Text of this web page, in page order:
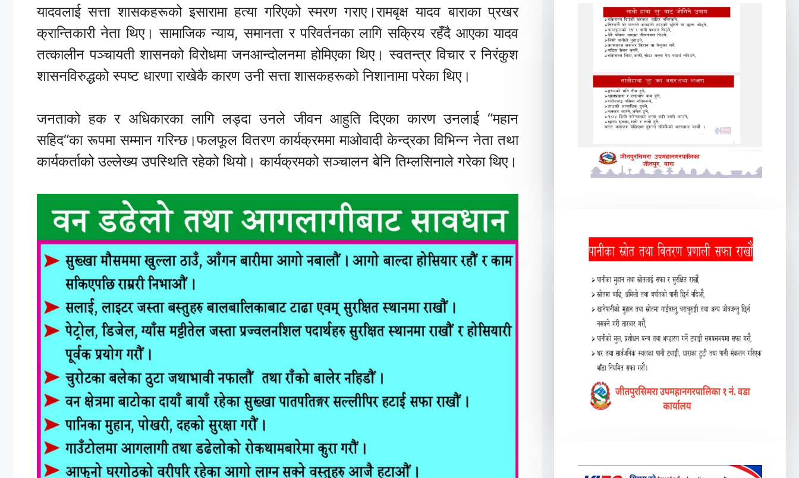
यादवलाई सत्ता शासकहरूको इसारामा हत्या गरिएको स्मरण गराए।रामबृक्ष यादव बाराका प्रखर
क्रान्तिकारी नेता थिए। सामाजिक न्याय, समानता र परिवर्तनका लागि सक्रिय रहँदै आएका यादव
तत्कालीन पञ्चायती शासनको विरोधमा जनआन्दोलनमा होमिएका थिए। स्वतन्त्र विचार र निरंकुश
शासनविरुद्धको स्पष्ट धारणा राखेकै कारण उनी सत्ता शासकहरूको निशानामा परेका थिए।
जनताको हक र अधिकारका लागि लड्दा उनले जीवन आहुति दिएका कारण उनलाई “महान
सहिद“का रूपमा सम्मान गरिन्छ।फलफूल वितरण कार्यक्रममा माओवादी केन्द्रका विभिन्न नेता तथा
कार्यकर्ताको उल्लेख्य उपस्थिति रहेको थियो। कार्यक्रमको सञ्चालन बेनि तिम्लसिनाले गरेका थिए।